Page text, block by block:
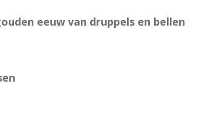
eeuw van druppels en bellen